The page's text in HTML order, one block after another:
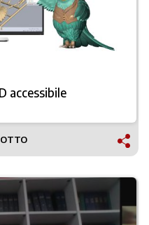
accessibile